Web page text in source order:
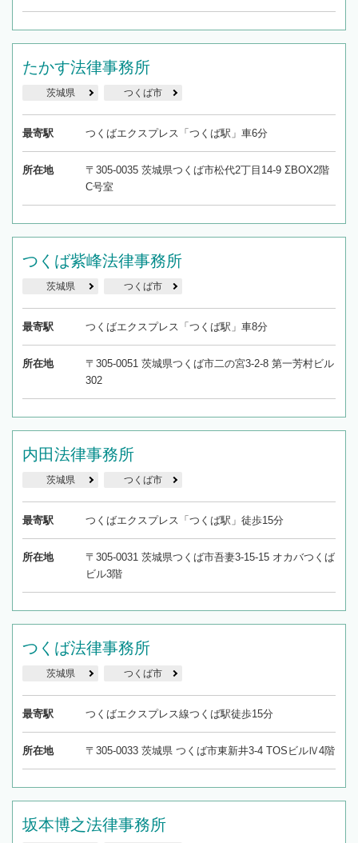
たかす法律事務所
茨城県 つくば市
最寄駅 つくばエクスプレス「つくば駅」車6分
所在地
〒305-0035 茨城県つくば市松代2丁目14-9 ΣBOX2階
C号室
つくば紫峰法律事務所
茨城県 つくば市
最寄駅 つくばエクスプレス「つくば駅」車8分
所在地
〒305-0051 茨城県つくば市二の宮3-2-8 第一芳村ビル
302
内田法律事務所
茨城県 つくば市
最寄駅 つくばエクスプレス「つくば駅」徒歩15分
所在地
〒305-0031 茨城県つくば市吾妻3-15-15 オカバつくば
ビル3階
つくば法律事務所
茨城県 つくば市
最寄駅 つくばエクスプレス線つくば駅徒歩15分
所在地 〒305-0033 茨城県 つくば市東新井3-4 TOSビルⅣ4階
坂本博之法律事務所